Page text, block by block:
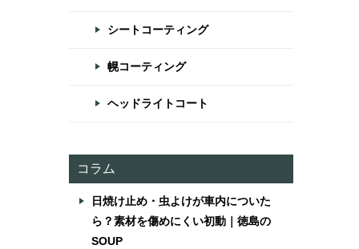
シートコーティング
幌コーティング
ヘッドライトコート
コラム
日焼け止め・虫よけが車内についた
ら？素材を傷めにくい初動｜徳島の
SOUP